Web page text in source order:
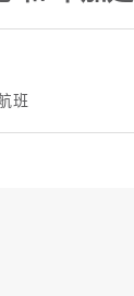
班